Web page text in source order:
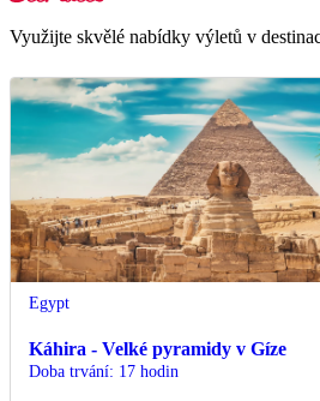
Využijte skvělé nabídky výletů v
Egypt
Káhira - Velké pyramidy v Gíze
Doba trvání: 17 hodin